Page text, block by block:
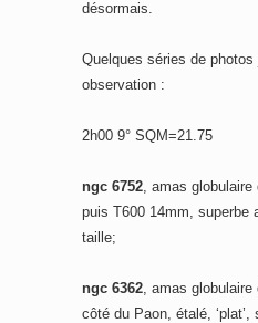
désormais.
Quelques séries de photos
observation :
2h00 9° SQM=21.75
ngc 6752, amas
puis T600 14mm, superbe
taille;
ngc 6362, amas globulaire
côté du Paon, étalé, ‘plat’,